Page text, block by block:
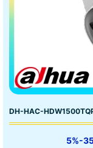
DH-HAC-
5%-